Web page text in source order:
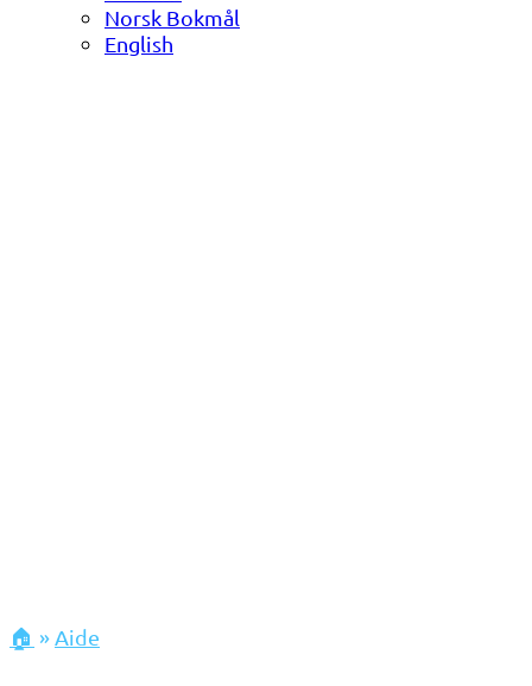
Norsk Bokmål
English
🏠 » Aide